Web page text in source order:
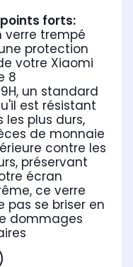
forts:
verre trempé
protection
votre Xiaomi
8
un standard
est résistant
les plus durs,
de monnaie
contre les
préservant
écran
ce verre
pas se briser en
dommages